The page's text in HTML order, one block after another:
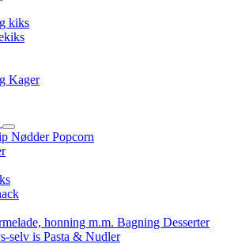
kiks
Kager
NødderPopcorn
honning m.m. Bagning Desserter
selv is Pasta & Nudler